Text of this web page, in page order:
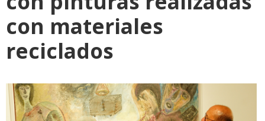
con materiales
reciclados